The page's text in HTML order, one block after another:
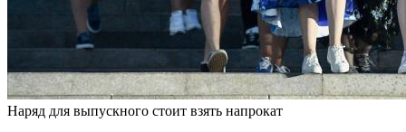
Наряд для выпускного стоит взять напрокат